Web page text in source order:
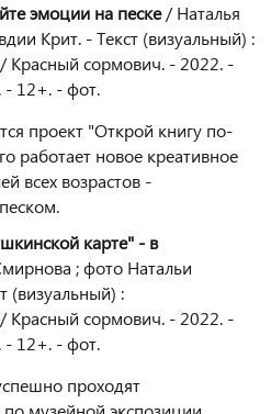
эмоции на песке/ Наталья
Крит. - Текст (визуальный) :
Красный сормович. - 2022. -
- 12+. - фот.
проект "Открой книгу по-
работает новое креативное
всех возрастов -
карте" - в
; фото Натальи
(визуальный) :
Красный сормович. - 2022. -
- 12+. - фот.
проходят